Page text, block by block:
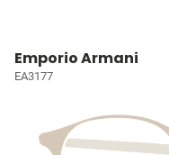
Emporio Armani
EA3177